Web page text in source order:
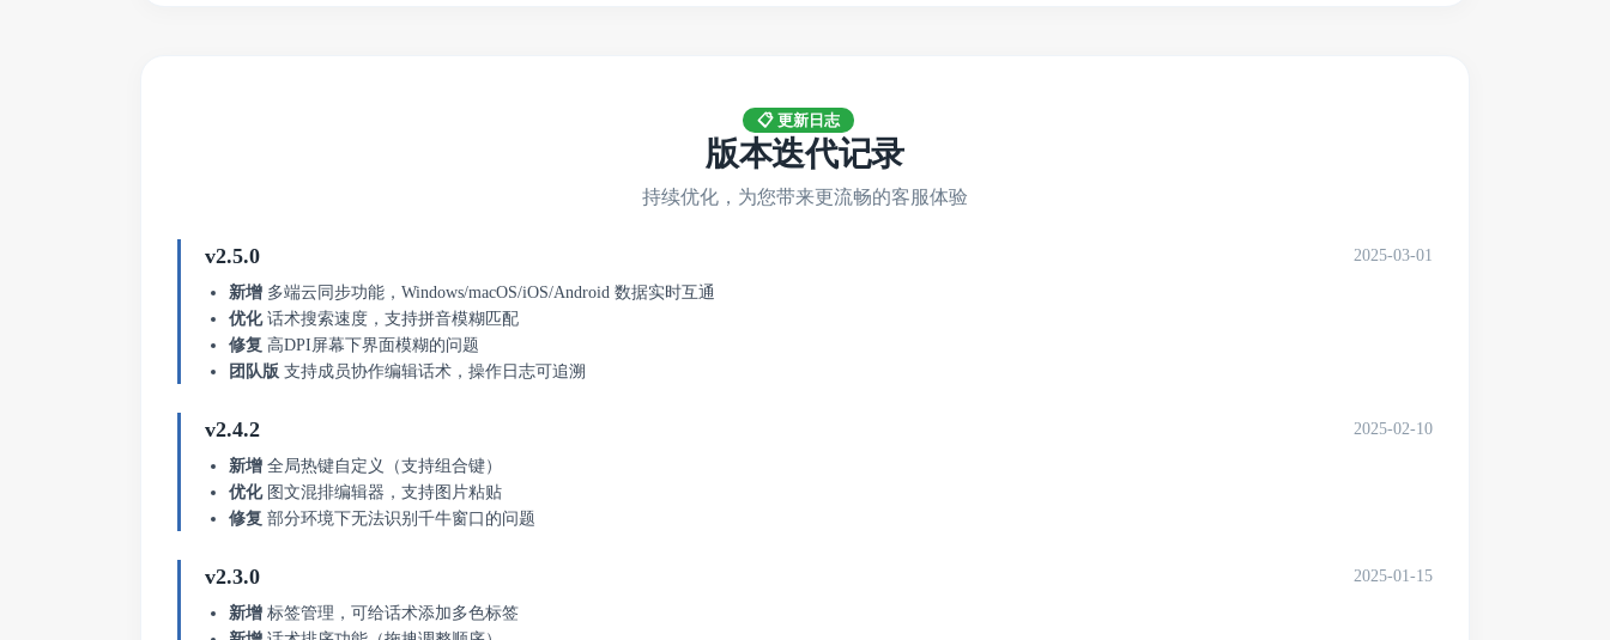
📋 更新日志
版本迭代记录
持续优化，为您带来更流畅的客服体验
v2.5.0 2025-03-01
新增 多端云同步功能，Windows/macOS/iOS/Android 数据实时互通
优化话术搜索速度，支持拼音模糊匹配
修复 高DPI屏幕下界面模糊的问题
团队版 支持成员协作编辑话术，操作日志可追溯
v2.4.2 2025-02-10
新增 全局热键自定义（支持组合键）
优化图文混排编辑器，支持图片粘贴
修复 部分环境下无法识别千牛窗口的问题
v2.3.0 2025-01-15
新增 标签管理，可给话术添加多色标签